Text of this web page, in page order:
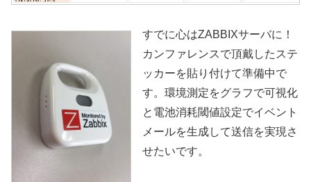
すでに心はZABBIXサーバに！
カンファレンスで頂戴したステ
ッカーを貼り付けて準備中で
す。環境測定をグラフで可視化
と電池消耗閾値設定でイベント
メールを生成して送信を実現さ
せたいです。